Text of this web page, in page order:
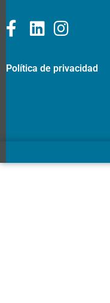
Política de privacidad